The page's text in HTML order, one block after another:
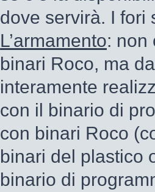
dove servirà. I fori
L’armamento: non
binari Roco, ma
interamente
con il binario di
con binari Roco
binari del plastico
binario di